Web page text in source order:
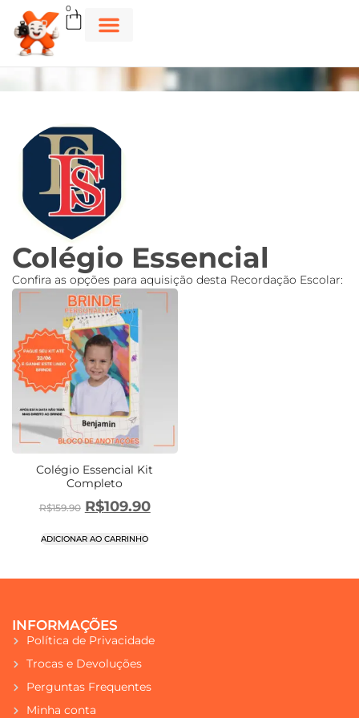
0
Colégio Essencial
Confira as opções para aquisição desta Recordação Escolar:
Colégio Essencial Kit
Completo
R$159.90 R$109.90
ADICIONAR AO CARRINHO
INFORMAÇÕES
Política de Privacidade
Trocas e Devoluções
Perguntas Frequentes
Minha conta